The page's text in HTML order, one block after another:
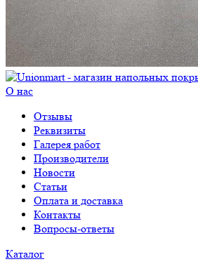
О нас
Отзывы
Реквизиты
Галерея работ
Производители
Новости
Статьи
Оплата и доставка
Контакты
Вопросы-ответы
Каталог